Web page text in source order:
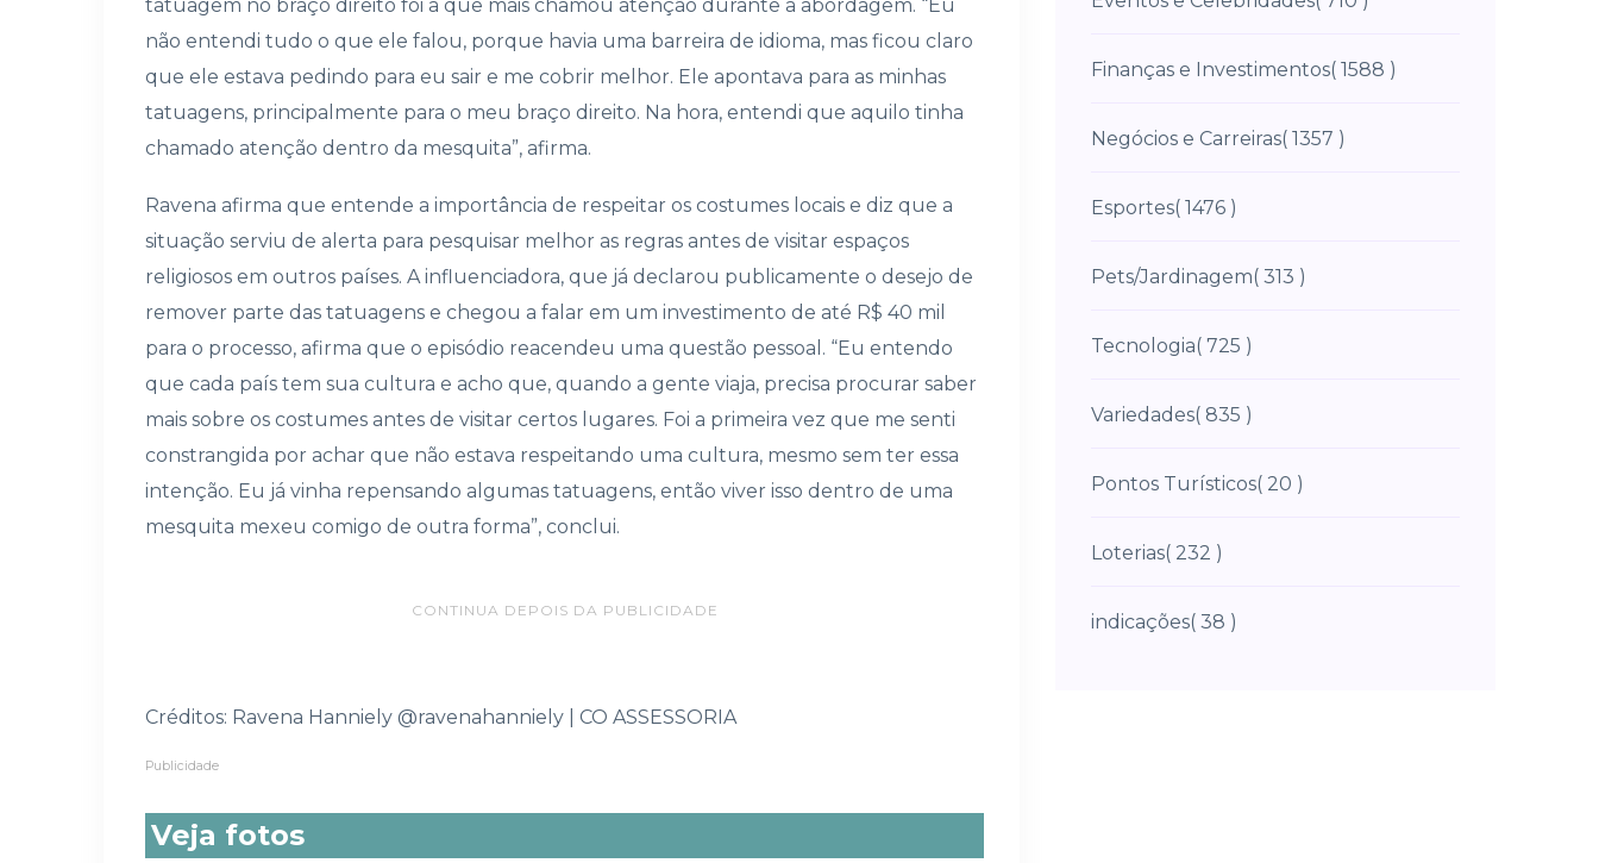
tatuagem no braço direito foi a que mais chamou atenção durante a abordagem. “Eu
não entendi tudo o que ele falou, porque havia uma barreira de idioma, mas ficou claro
que ele estava pedindo para eu sair e me cobrir melhor. Ele apontava para as minhas
tatuagens, principalmente para o meu braço direito. Na hora, entendi que aquilo tinha
chamado atenção dentro da mesquita”, afirma.
Ravena afirma que entende a importância de respeitar os costumes locais e diz que a
situação serviu de alerta para pesquisar melhor as regras antes de visitar espaços
religiosos em outros países. A influenciadora, que já declarou publicamente o desejo de
remover parte das tatuagens e chegou a falar em um investimento de até R$ 40 mil
para o processo, afirma que o episódio reacendeu uma questão pessoal. “Eu entendo
que cada país tem sua cultura e acho que, quando a gente viaja, precisa procurar saber
mais sobre os costumes antes de visitar certos lugares. Foi a primeira vez que me senti
constrangida por achar que não estava respeitando uma cultura, mesmo sem ter essa
intenção. Eu já vinha repensando algumas tatuagens, então viver isso dentro de uma
mesquita mexeu comigo de outra forma”, conclui.
CONTINUA DEPOIS DA PUBLICIDADE
Créditos: Ravena Hanniely @ravenahanniely | CO ASSESSORIA
Publicidade
Veja fotos
Finanças e Investimentos( 1588 )
Negócios e Carreiras( 1357 )
Esportes( 1476 )
Pets/Jardinagem( 313 )
Tecnologia( 725 )
Variedades( 835 )
Pontos Turísticos( 20 )
Loterias( 232 )
indicações( 38 )